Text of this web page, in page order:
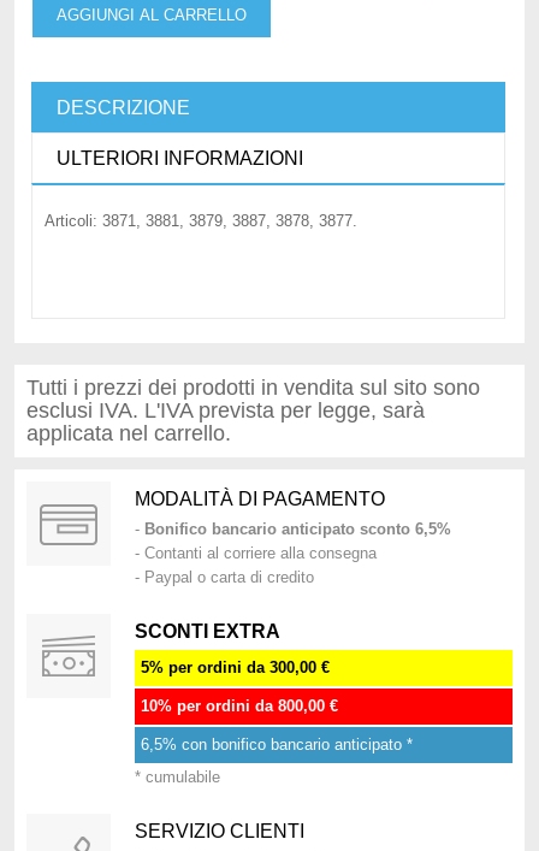
AGGIUNGI AL CARRELLO
DESCRIZIONE
ULTERIORI INFORMAZIONI
Articoli: 3871, 3881, 3879, 3887, 3878, 3877.
Tutti i prezzi dei prodotti in vendita sul sito sono
esclusi IVA. L'IVA prevista per legge, sarà
applicata nel carrello.
MODALITÀ DI PAGAMENTO
- Bonifico bancario anticipato sconto 6,5%
- Contanti al corriere alla consegna
- Paypal o carta di credito
SCONTI EXTRA
5% per ordini da 300,00 €
10% per ordini da 800,00 €
6,5% con bonifico bancario anticipato *
* cumulabile
SERVIZIO CLIENTI